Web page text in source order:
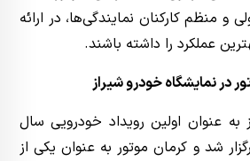
و منظم کارکنان نمایندگی‌ها، در ارائه
عملکرد را داشته باشند.
در نمایشگاه خودرو شیراز
به عنوان اولین رویداد خودرویی سال
برگزار شد و کرمان موتور به عنوان یکی از